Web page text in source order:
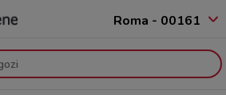
Roma - 00161